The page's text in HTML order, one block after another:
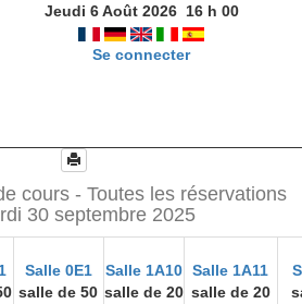
Jeudi 6 Août 2026 16h 00
Se connecter
cours - Toutes les réservations
30 septembre 2025
Salle 0E1
salle de 50
Salle 1A10
salle de 20
Salle 1A11
salle de 20